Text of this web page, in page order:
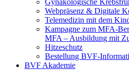
Gynäkologische
Webpräsenz & Digitale
Telemedizin mit dem
Kampagne zum MFA-
MFA – Ausbildung mit
Hitzeschutz
Bestellung BVF-
BVF Akademie